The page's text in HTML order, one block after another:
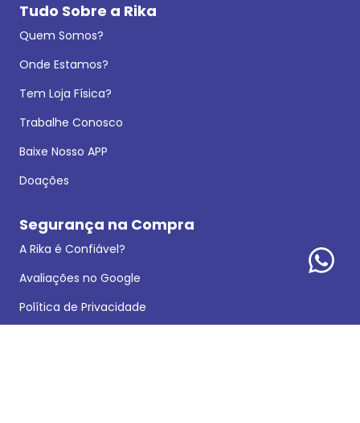
Tudo Sobre a Rika
Quem Somos?
Onde Estamos?
Tem Loja Física?
Trabalhe Conosco
Baixe Nosso APP
Doações
Segurança na Compra
A Rika é Confiável?
Avaliações no Google
Política de Privacidade